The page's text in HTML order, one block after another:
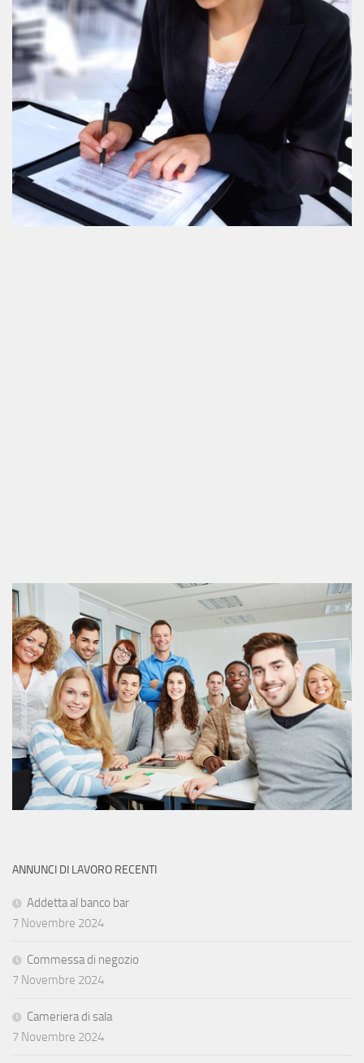
ANNUNCI DI LAVORO RECENTI
Addetta al banco bar
7 Novembre 2024
Commessa di negozio
7 Novembre 2024
Cameriera di sala
7 Novembre 2024